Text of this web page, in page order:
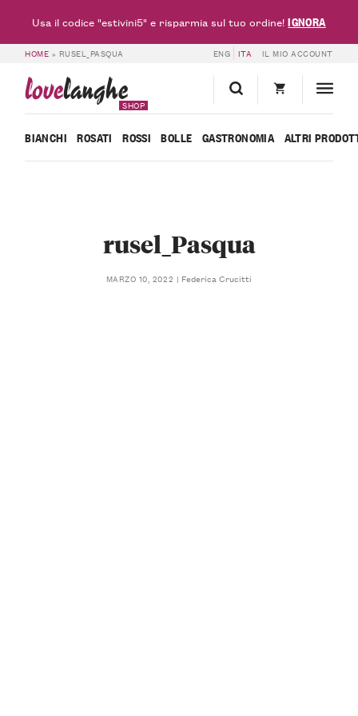
HOME » RUSEL_PASQUA ENG ITA IL MIO ACCOUNT
lovelanghe
SHOP
BIANCHI ROSATI ROSSI BOLLE GASTRONOMIA ALTRI
rusel_Pasqua
MARZO 10, 2022 Federica Crucitti
Usa il codice "estivini5" e risparmia sul tuo ordine!IGNORA